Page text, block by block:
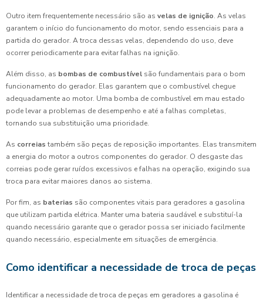
Outro item frequentemente necessário são as velas de ignição. As velas
garantem o início do funcionamento do motor, sendo essenciais para a
partida do gerador. A troca dessas velas, dependendo do uso, deve
ocorrer periodicamente para evitar falhas na ignição.
Além disso, as bombas de combustível são fundamentais para o bom
funcionamento do gerador. Elas garantem que o combustível chegue
adequadamente ao motor. Uma bomba de combustível em mau estado
pode levar a problemas de desempenho e até a falhas completas,
tornando sua substituição uma prioridade.
As correias também são peças de reposição importantes. Elas transmitem
a energia do motor a outros componentes do gerador. O desgaste das
correias pode gerar ruídos excessivos e falhas na operação, exigindo sua
troca para evitar maiores danos ao sistema.
Por fim, as baterias são componentes vitais para geradores a gasolina
que utilizam partida elétrica. Manter uma bateria saudável e substituí-la
quando necessário garante que o gerador possa ser iniciado facilmente
quando necessário, especialmente em situações de emergência.
Como identificar a necessidade de troca de peças
Identificar a necessidade de troca de peças em geradores a gasolina é